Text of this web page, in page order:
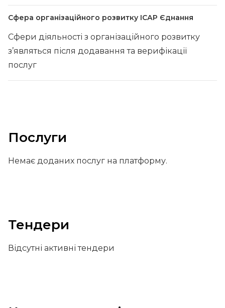
Сфера організаційного розвитку ІСАР Єднання
Сфери діяльності з організаційного розвитку
з’являться після додавання та верифікації
послуг
Послуги
Немає доданих послуг на платформу.
Тендери
Відсутні активні тендери